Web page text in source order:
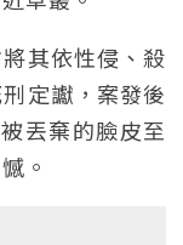
其依性侵、殺
定讞，案發後
丟棄的臉皮至
。